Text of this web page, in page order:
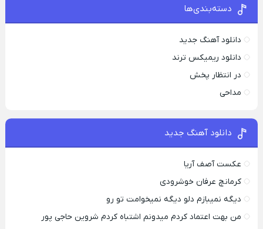
دسته‌بندی‌ها
دانلود آهنگ جدید
دانلود ریمیکس ترند
در انتظار پخش
مداحی
دانلود آهنگ جدید
عکست آصف آریا
کرمانچ عرفان خوشرودی
دیگه نمیبازم دلو دیگه نمیخوامت تو رو
من بهت اعتماد کردم میدونم اشتباه کردم شروین حاجی پور